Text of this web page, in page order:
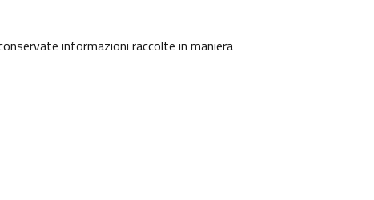
informazioni raccolte in maniera